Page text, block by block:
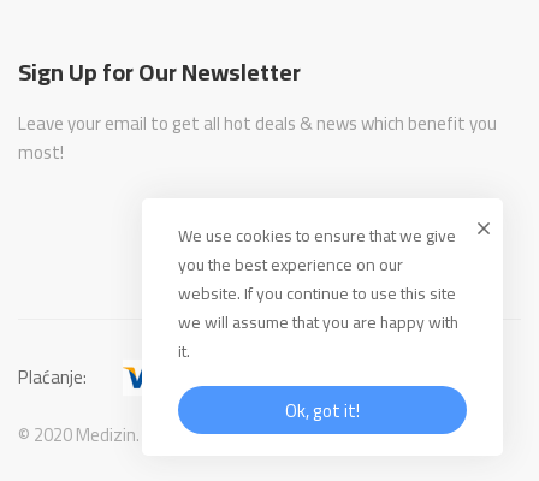
Sign Up for Our Newsletter
Leave your email to get all hot deals & news which benefit you
most!
© 2020 Medizin. All Rights Reserved
Plaćanje:
We use cookies to ensure that we give
you the best experience on our
website. If you continue to use this site
we will assume that you are happy with
it.
Ok, got it!